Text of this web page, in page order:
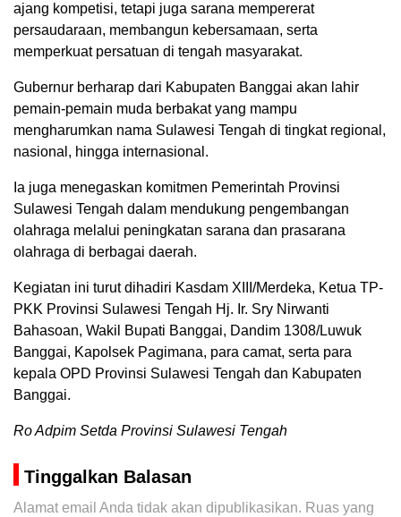
ajang kompetisi, tetapi juga sarana mempererat
persaudaraan, membangun kebersamaan, serta
memperkuat persatuan di tengah masyarakat.
Gubernur berharap dari Kabupaten Banggai akan lahir
pemain-pemain muda berbakat yang mampu
mengharumkan nama Sulawesi Tengah di tingkat regional,
nasional, hingga internasional.
Ia juga menegaskan komitmen Pemerintah Provinsi
Sulawesi Tengah dalam mendukung pengembangan
olahraga melalui peningkatan sarana dan prasarana
olahraga di berbagai daerah.
Kegiatan ini turut dihadiri Kasdam XIII/Merdeka, Ketua TP-
PKK Provinsi Sulawesi Tengah Hj. Ir. Sry Nirwanti
Bahasoan, Wakil Bupati Banggai, Dandim 1308/Luwuk
Banggai, Kapolsek Pagimana, para camat, serta para
kepala OPD Provinsi Sulawesi Tengah dan Kabupaten
Banggai.
Ro Adpim Setda Provinsi Sulawesi Tengah
Tinggalkan Balasan
Alamat email Anda tidak akan dipublikasikan. Ruas yang